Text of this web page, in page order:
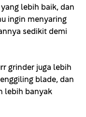
lebih baik, dan
ingin menyaring
sedikit demi
grinder juga lebih
blade, dan
lebih banyak